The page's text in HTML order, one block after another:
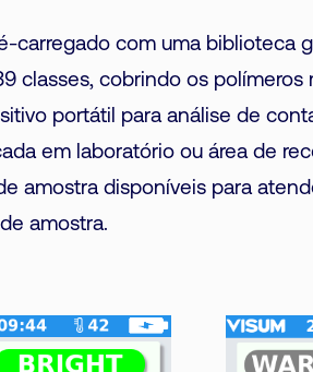
carregado com uma biblioteca
classes, cobrindo os polímeros
portátil para análise de
em laboratório ou área de
amostra disponíveis para
amostra.